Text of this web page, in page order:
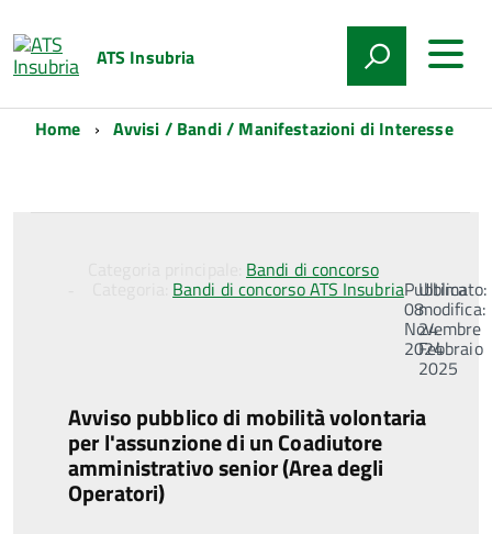
ATS Insubria
Home Avvisi / Bandi / Manifestazioni di Interesse
Bandi di concorso
Bandi di concorso ATS InsubriaPubblicato:
08
Novembre
2024
Ultima
modifica:
24
Febbraio
2025
Avviso pubblico di mobilità volontaria
per l'assunzione di un Coadiutore
amministrativo senior (Area degli
Operatori)